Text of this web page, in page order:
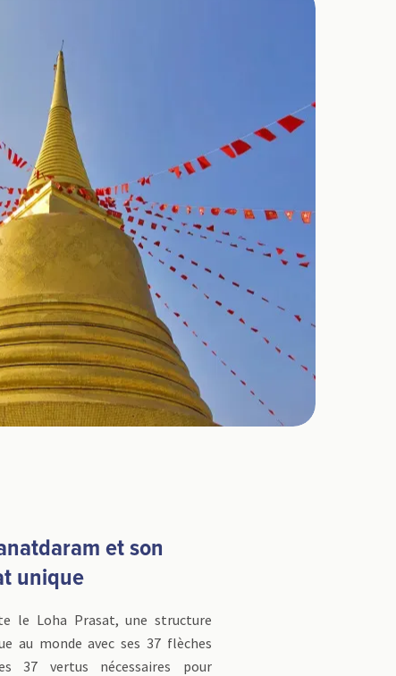
et son
unique
le Loha Prasat, une structure
au monde avec ses 37 flèches
37 vertus nécessaires pour